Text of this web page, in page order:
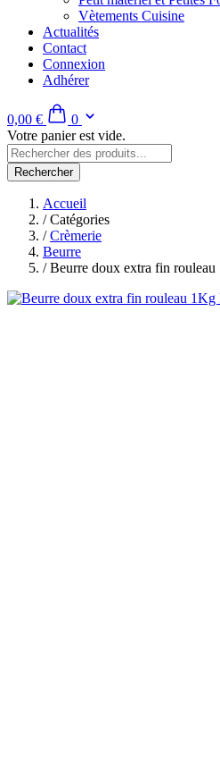
Vètements Cuisine
Actualités
Contact
Connexion
Adhérer
0,00 €
0
Votre panier est vide.
Rechercher
Accueil
/Catégories
/ Crèmerie
Beurre
/Beurre doux extra fin